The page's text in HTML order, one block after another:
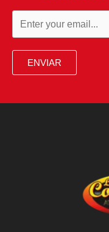
ENVIAR